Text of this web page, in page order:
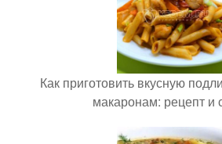
Как приготовить вкусную
макаронам: рецепт и